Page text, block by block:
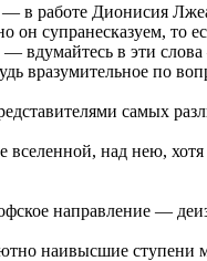
работе Дионисия
супранесказуем, то
вдумайтесь в эти
вразумительное по
самых
над нею,
направление —
наивысшие ступени